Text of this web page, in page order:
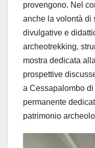
provengono. Nel
anche la volontà di
divulgative e
archeotrekking,
mostra dedicata
prospettive
a Cessapalombo
permanente
patrimonio